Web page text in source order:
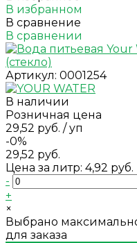
В избранном
В сравнение
В сравнении
Артикул: 0001254
В наличии
Розничная цена
29,52 руб. / уп
-0%
29,52 руб.
Цена за литр: 4,92 руб.
-
+
×
Выбрано
для заказа